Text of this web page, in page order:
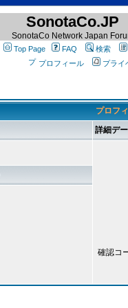
SonotaCo.JP
SonotaCo Network Japan
Top Page FAQ
検索
プロフィール
プライ
プロフ
詳細デ
確認コ